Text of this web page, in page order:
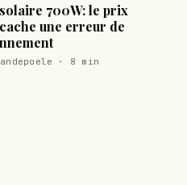
700W: le prix
une erreur de
· 8 min